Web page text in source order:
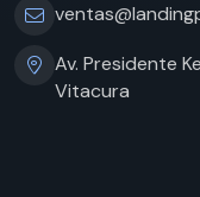
Av. Presidente
Vitacura